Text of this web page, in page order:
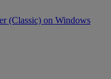
(Classic) on Windows